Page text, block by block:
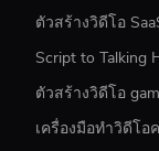
ตัวสร้างวิดีโอ
Script to Talking
ตัวสร้างวิดีโอ
เครื่องมือทำวิดีโอ